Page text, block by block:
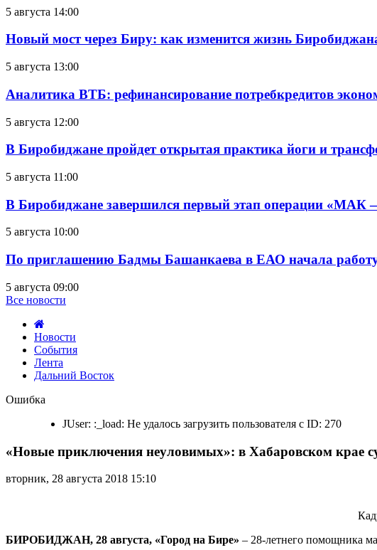
5 августа 14:00
Новый мост через Биру: как изменится жизнь
5 августа 13:00
Аналитика ВТБ: рефинансирование потребкредитов
5 августа 12:00
В Биробиджане пройдет открытая практика йоги и
5 августа 11:00
В Биробиджане завершился первый этап операции «МАК
5 августа 10:00
По приглашению Бадмы Башанкаева в ЕАО начала
5 августа 09:00
Все новости
Новости
События
Лента
Дальний Восток
приключения
крае
местного
Ошибка
JUser: :_load: Не удалось загрузить пользователя с ID: 270
«Новые приключения неуловимых»: в Хабаровском крае
вторник, 28 августа 2018 15:10
БИРОБИДЖАН, 28 августа, «Город на Бире» – 28-летнего помощника